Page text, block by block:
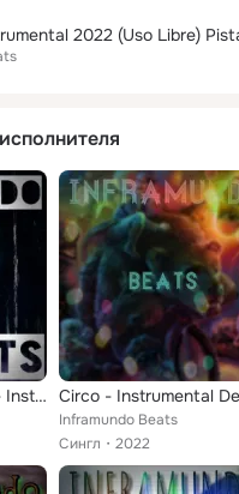
Drill Bow Type Beat - Instrumental "Oscuro"
Inframundo Beats
Сингл
2022